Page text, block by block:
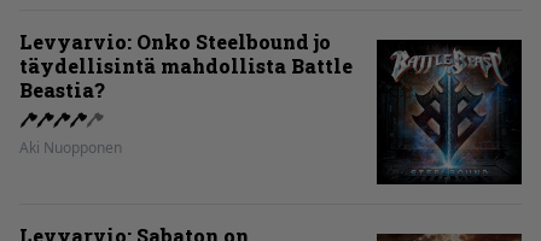
Levyarvio: Onko Steelbound jo
täydellisintä mahdollista Battle
Beastia?
Aki Nuopponen
Levyarvio: Sabaton on